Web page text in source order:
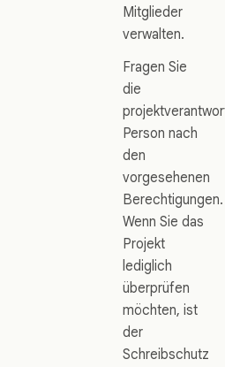
Mitglieder
verwalten.
Fragen Sie
die
Person nach
den
vorgesehenen
Berechtigungen.
Wenn Sie das
Projekt
lediglich
überprüfen
möchten, ist
der
Schreibschutz